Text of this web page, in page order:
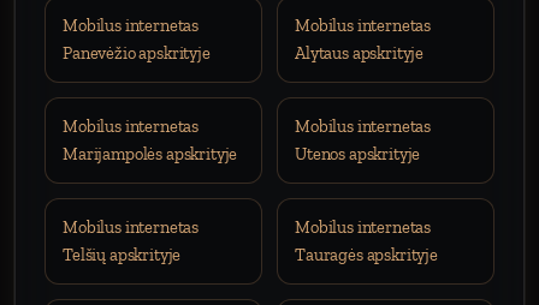
Mobilus internetas
Panevėžio apskrityje
Mobilus internetas
Alytaus apskrityje
Mobilus internetas
Marijampolės apskrityje
Mobilus internetas
Utenos apskrityje
Mobilus internetas
Telšių apskrityje
Mobilus internetas
Tauragės apskrityje